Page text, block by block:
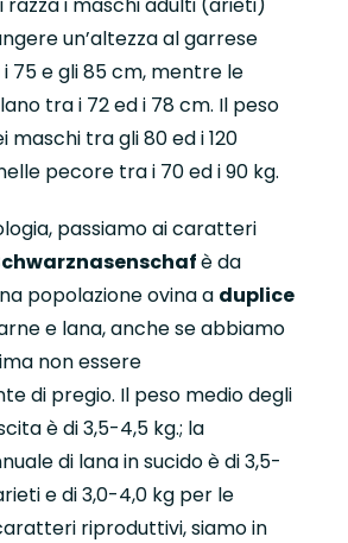
razza i maschi adulti (arieti)
un’altezza al garrese
75 e gli 85 cm, mentre le
tra i 72 ed i 78 cm. Il peso
maschi tra gli 80 ed i 120
pecore tra i 70 ed i 90 kg.
passiamo ai caratteri
è da
popolazione ovina a duplice
e lana, anche se abbiamo
non essere
di pregio. Il peso medio degli
è di 3,5-4,5 kg.; la
di lana in sucido è di 3,5-
e di 3,0-4,0 kg per le
riproduttivi, siamo in